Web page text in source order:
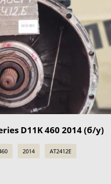
D11K 460 2014 (б/у)
2014 AT2412E